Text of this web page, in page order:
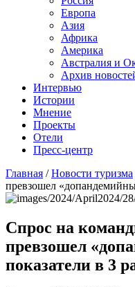
Европа
Азия
Африка
Америка
Австралия и
Архив
Интервью
Истории
Мнение
Проекты
Отели
Пресс-центр
Главная /Новости туризма
превзошел
Спрос на
превзошел
показатели в 3